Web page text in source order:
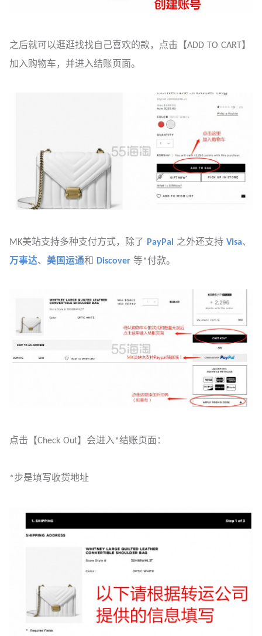
之后就可以逛逛找找自己喜欢的款，点击【ADD TO CART】
加入购物车，并进入结账页面。
MK美站支持多种支付方式，除了 PayPal 之外还支持 Visa、
万事达、 美国运通和 Discover 等*付款。
点击【Check Out】会进入*结账页面：
*步是填写收货地址